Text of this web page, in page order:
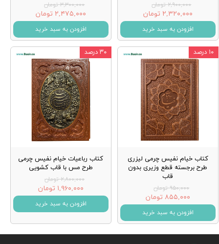
۲,۹۰۰,۰۰۰ تومان
۲,۳۲۰,۰۰۰ تومان
افزودن به سبد خرید
۳,۳۰۰,۰۰۰ تومان
۲,۴۷۵,۰۰۰ تومان
افزودن به سبد خرید
کتاب خیام نفیس چرمی لیزری
طرح برجسته قطع وزیری بدون
قاب
۹۵۰,۰۰۰ تومان
۸۵۵,۰۰۰ تومان
افزودن به سبد خرید
۱۰ درصد
کتاب رباعیات خیام نفیس چرمی
طرح مس با قاب کشویی
۲,۸۰۰,۰۰۰ تومان
۱,۹۶۰,۰۰۰ تومان
افزودن به سبد خرید
۳۰ درصد